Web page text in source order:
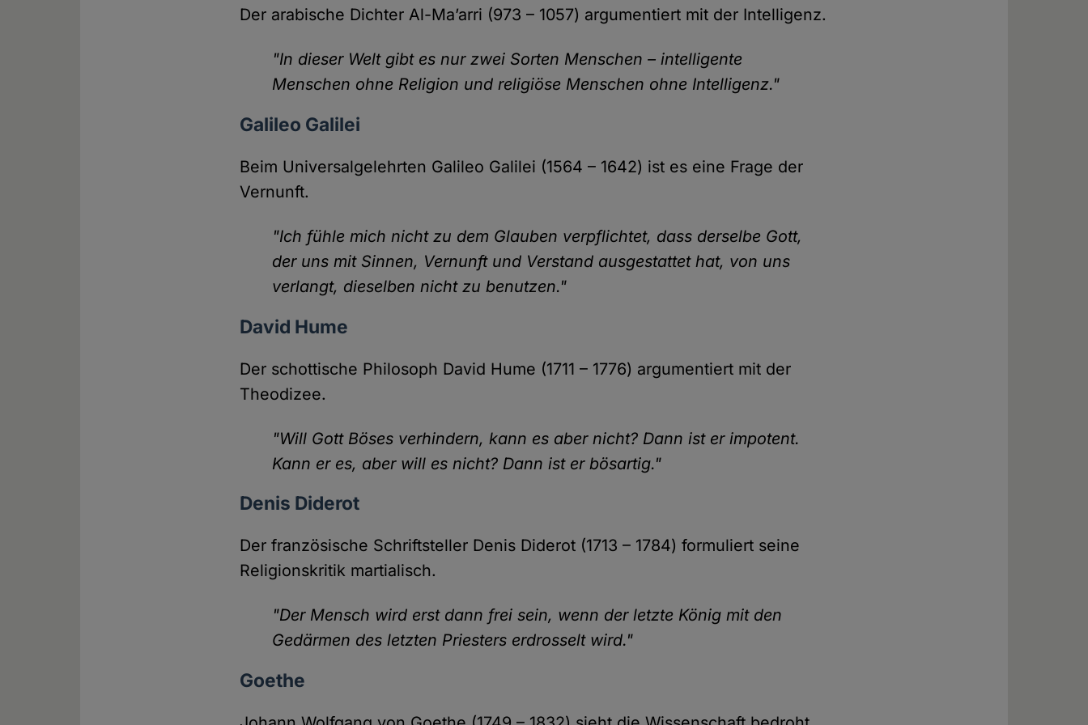
Der arabische Dichter Al-Ma’arri (973 – 1057) argumentiert mit der Intelligenz.
"In dieser Welt gibt es nur zwei Sorten Menschen – intelligente
Menschen ohne Religion und religiöse Menschen ohne Intelligenz."
Galileo Galilei
Beim Universalgelehrten Galileo Galilei (1564 – 1642) ist es eine Frage der
Vernunft.
"Ich fühle mich nicht zu dem Glauben verpflichtet, dass derselbe Gott,
der uns mit Sinnen, Vernunft und Verstand ausgestattet hat, von uns
verlangt, dieselben nicht zu benutzen."
David Hume
Der schottische Philosoph David Hume (1711 – 1776) argumentiert mit der
Theodizee.
"Will Gott Böses verhindern, kann es aber nicht? Dann ist er impotent.
Kann er es, aber will es nicht? Dann ist er bösartig."
Denis Diderot
Der französische Schriftsteller Denis Diderot (1713 – 1784) formuliert seine
Religionskritik martialisch.
"Der Mensch wird erst dann frei sein, wenn der letzte König mit den
Gedärmen des letzten Priesters erdrosselt wird."
Goethe